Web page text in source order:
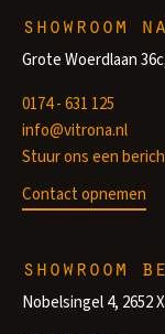
showroom
Grote Woerdlaan
0174 - 631 125
info@vitrona.nl
Stuur ons een
Contact opnemen
showroom
Nobelsingel 4, 2652